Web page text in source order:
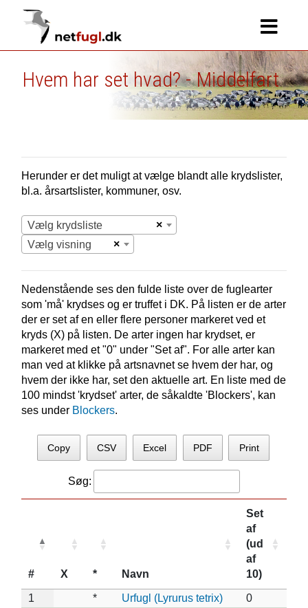
Hvem har set hvad? - Middelfart
Herunder er det muligt at vælge blandt alle krydslister,
bl.a. årsartslister, kommuner, osv.
×
Vælg krydsliste
×
Vælg visning
Nedenstående ses den fulde liste over de fuglearter
som 'må' krydses og er truffet i DK. På listen er de arter
der er set af en eller flere personer markeret ved et
kryds (X) på listen. De arter ingen har krydset, er
markeret med et "0" under "Set af". For alle arter kan
man ved at klikke på artsnavnet se hvem der har, og
hvem der ikke har, set den aktuelle art. En liste med de
100 mindst 'krydset' arter, de såkaldte 'Blockers', kan
ses under Blockers.
Copy CSV Excel PDF Print
Søg:
# X * Navn
Set
af
(ud
af
10)
1 * Urfugl (Lyrurus tetrix)
0